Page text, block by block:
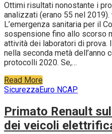
Ottimi risultati nonostante i
analizzati (erano 55 nel
L’emergenza sanitaria per il
sospensione fino allo scorso
attività dei laboratori di prova.
nella seconda metà dell’anno
protocolli 2020. Se,…
Read More
SicurezzaEuro NCAP
Primato Renault
dei veicoli